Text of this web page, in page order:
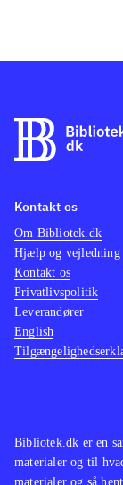
Bibliotek.dk er en
materialer og til
materialer og så
Kontakt os
Om Bibliotek.dk
Hjælp og vejledning
Kontakt os
Privatlivspolitik
Leverandører
English